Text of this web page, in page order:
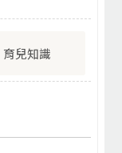
育兒知識